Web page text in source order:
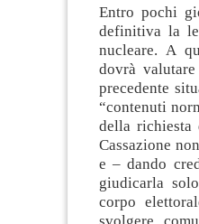
Entro pochi
definitiva la
nucleare. A
dovrà
precedente
“contenuti
della richiesta
Cassazione
e – dando
giudicarla
corpo